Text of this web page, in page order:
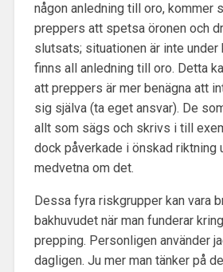
någon anledning till oro, kommer
preppers att spetsa öronen och
slutsats; situationen är inte
finns all anledning till oro. Detta
att preppers är mer benägna att
sig själva (ta eget ansvar). De
allt som sägs och skrivs i till
dock påverkade i önskad riktning
medvetna om det.
Dessa fyra riskgrupper kan vara
bakhuvudet när man funderar
prepping. Personligen använder
dagligen. Ju mer man tänker på